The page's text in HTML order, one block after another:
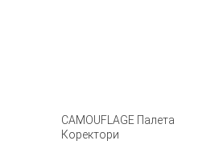
CAMOUFLAGE Палета
Коректори